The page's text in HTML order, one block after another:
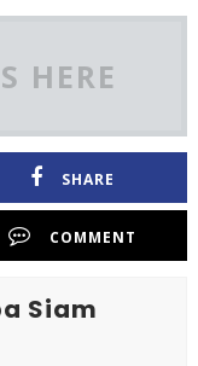
HERE
SHARE
COMMENT
Siam